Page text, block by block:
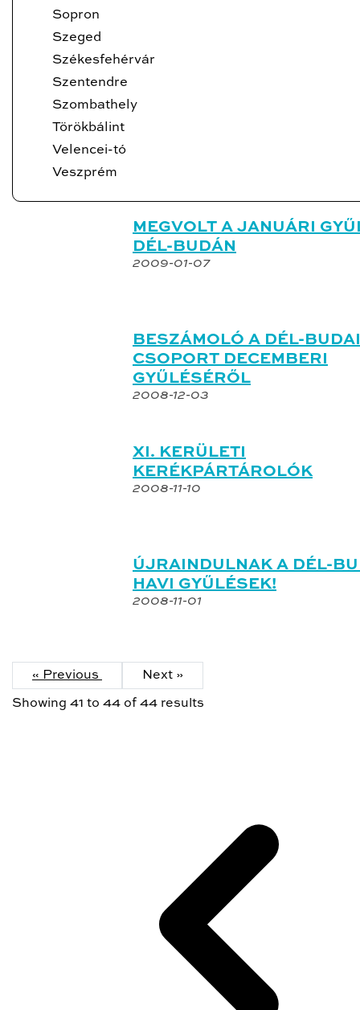
Sopron
Szeged
Székesfehérvár
Szentendre
Szombathely
Törökbálint
Velencei-tó
Veszprém
MEGVOLT A JANUÁRI
DÉL-BUDÁN
2009-01-07
BESZÁMOLÓ A DÉL-BUDAI
CSOPORT DECEMBERI
GYŰLÉSÉRŐL
2008-12-03
XI. KERÜLETI
KERÉKPÁRTÁROLÓK
2008-11-10
ÚJRAINDULNAK A DÉL-
HAVI GYŰLÉSEK!
2008-11-01
« Previous Next »
Showing 41 to 44 of 44 results